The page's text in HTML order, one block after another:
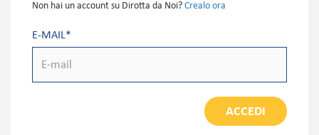
Non hai un account su Dirotta da Noi? Crealo ora
E-MAIL*
ACCEDI